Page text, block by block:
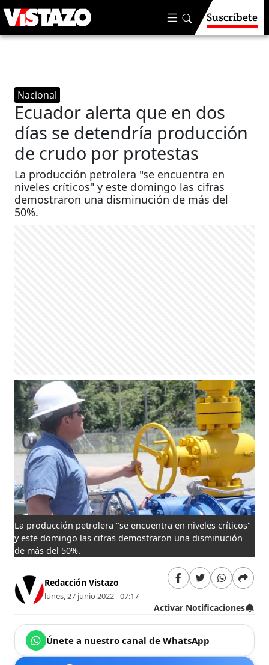
Suscríbete
Nacional
Ecuador alerta que en dos
días se detendría producción
de crudo por protestas
La producción petrolera "se encuentra en
niveles críticos" y este domingo las cifras
demostraron una disminución de más del
50%.
La producción petrolera "se encuentra en niveles críticos"
y este domingo las cifras demostraron una disminución
de más del 50%.
Redacción Vistazo
lunes, 27 junio 2022 - 07:17
Activar Notificaciones
Únete a nuestro canal de WhatsApp